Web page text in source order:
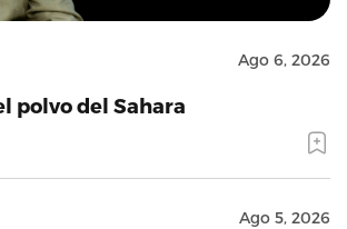
Ago 6, 2026
polvo del Sahara
Ago 5, 2026